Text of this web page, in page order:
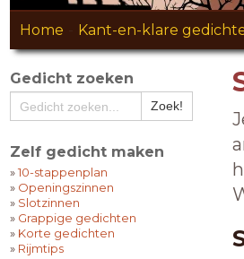
Home Kant-en-klare
Gedicht zoeken
Zelf gedicht maken
»10-stappenplan
» Openingszinnen
» Slotzinnen
» Grappige gedichten
» Korte gedichten
» Rijmtips